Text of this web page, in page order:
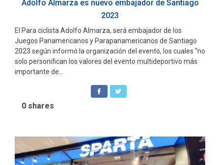
Adolfo Almarza es nuevo embajador de Santiago
2023
El Para ciclista Adolfo Almarza, será embajador de los
Juegos Panamericanos y Parapanamericanos de Santiago
2023 según informó la organización del evento, los cuales “no
solo personifican los valores del evento multideportivo más
importante de...
0 shares